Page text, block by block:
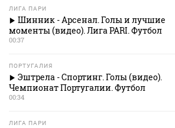
ЛИГА ПАРИ
Шинник - Арсенал. Голы и лучшие
моменты (видео). Лига PARI. Футбол
00:37
ПОРТУГАЛИЯ
Эштрела - Спортинг. Голы (видео).
Чемпионат Португалии. Футбол
00:34
ЛИГА ПАРИ